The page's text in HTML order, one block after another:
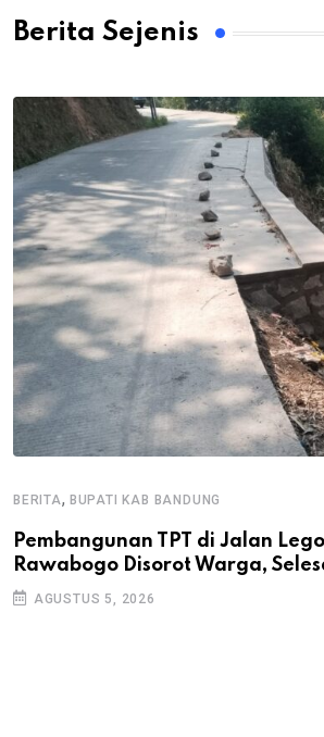
Berita Sejenis
BERITA, BUPATI KAB BANDUNG
Pembangunan TPT di Jalan
Rawabogo Disorot Warga,
AGUSTUS 5, 2026